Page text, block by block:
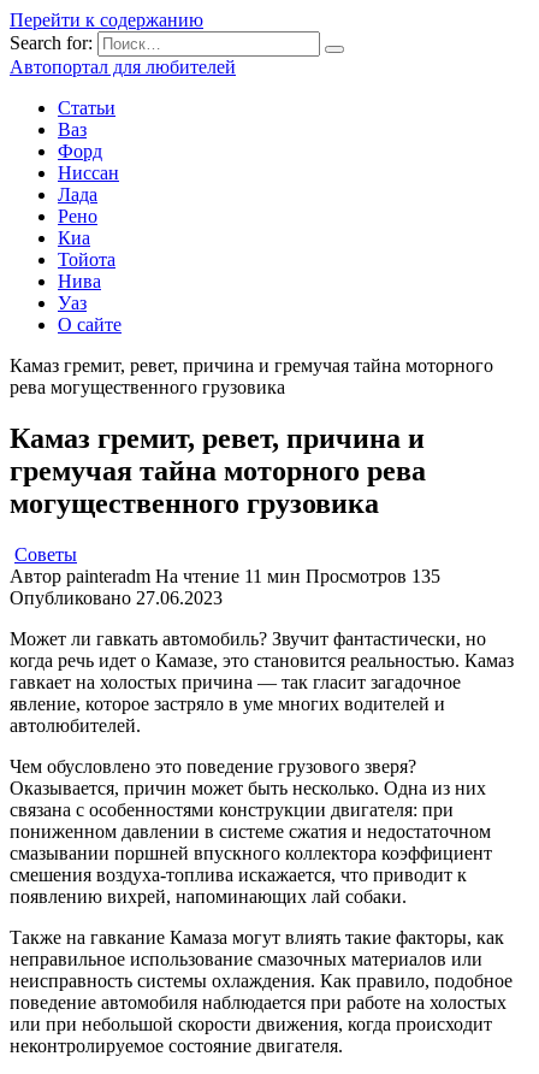
Перейти к содержанию
Search for:
Автопортал для любителей
Статьи
Ваз
Форд
Ниссан
Лада
Рено
Киа
Тойота
Нива
Уаз
О сайте
Камаз гремит, ревет, причина и гремучая тайна моторного
рева могущественного грузовика
Камаз гремит, ревет, причина и
гремучая тайна моторного рева
могущественного грузовика
Советы
Автор painteradm На чтение 11 мин Просмотров 135
Опубликовано 27.06.2023
Может ли гавкать автомобиль? Звучит фантастически, но
когда речь идет о Камазе, это становится реальностью. Камаз
гавкает на холостых причина — так гласит загадочное
явление, которое застряло в уме многих водителей и
автолюбителей.
Чем обусловлено это поведение грузового зверя?
Оказывается, причин может быть несколько. Одна из них
связана с особенностями конструкции двигателя: при
пониженном давлении в системе сжатия и недостаточном
смазывании поршней впускного коллектора коэффициент
смешения воздуха-топлива искажается, что приводит к
появлению вихрей, напоминающих лай собаки.
Также на гавкание Камаза могут влиять такие факторы, как
неправильное использование смазочных материалов или
неисправность системы охлаждения. Как правило, подобное
поведение автомобиля наблюдается при работе на холостых
или при небольшой скорости движения, когда происходит
неконтролируемое состояние двигателя.